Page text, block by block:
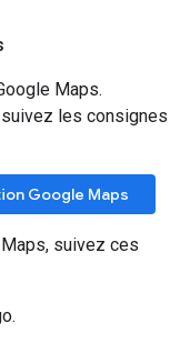
Maps.
les consignes
Google Maps
suivez ces